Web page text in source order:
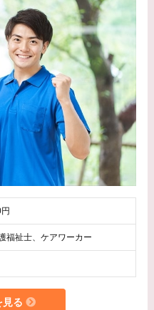
福祉士、ケアワーカー
見る